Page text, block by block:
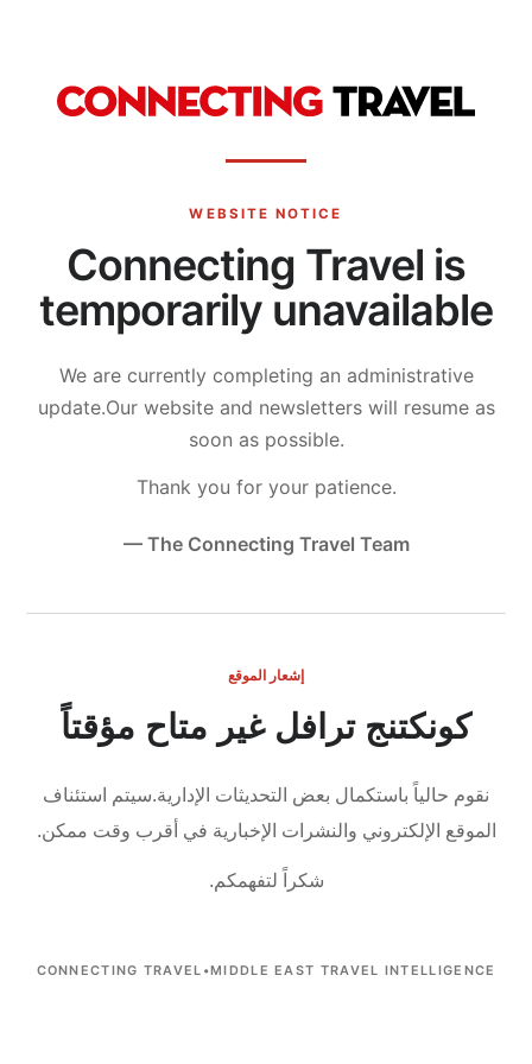
WEBSITE NOTICE
Connecting Travel is
temporarily unavailable
We are currently completing an administrative
update.Our website and newsletters will resume as
soon as possible.
Thank you for your patience.
— The Connecting Travel Team
إشعار الموقع
كونكتنج ترافل غير متاح مؤقتاً
نقوم حالياً باستكمال بعض التحديثات الإدارية.سيتم استئناف
الموقع الإلكتروني والنشرات الإخبارية في أقرب وقت ممكن.
شكراً لتفهمكم.
CONNECTING TRAVEL •MIDDLE EAST TRAVEL INTELLIGENCE